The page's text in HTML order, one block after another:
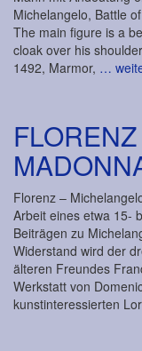
Michelangelo, Battle
The main figure is a
cloak over his
1492, Marmor, …
Florenz –
Arbeit eines etwa 15-
Beiträgen zu
Widerstand wird der
älteren Freundes
Werkstatt von
kunstinteressierten